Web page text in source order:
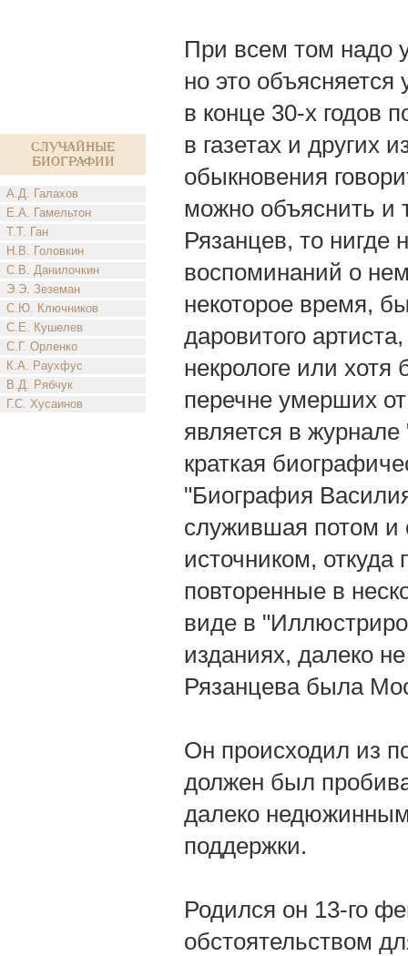
Случайные
биографии
А.Д. Галахов
Е.А. Гамельтон
Т.Т. Ган
Н.В. Головкин
С.В. Данилочкин
Э.Э. Зеземан
С.Ю. Ключников
С.Е. Кушелев
С.Г. Орленко
К.А. Раухфус
В.Д. Рябчук
Г.С. Хусаинов
При всем том надо
но это
в конце 30-х годов
в газетах и других
обыкновения
можно объяснить и
Рязанцев, то нигде
воспоминаний о
некоторое время,
даровитого
некрологе или
перечне умерших
является в
краткая
"Биография
служившая потом
источником,
повторенные в
виде в
изданиях, далеко
Рязанцева была
Он происходил из
должен был
далеко
поддержки.
Родился он 13-го
обстоятельством